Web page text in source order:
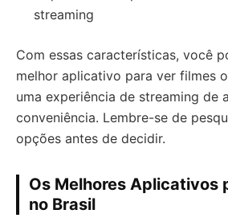
streaming
Com essas características, você
melhor aplicativo para ver filmes
uma experiência de streaming de
conveniência. Lembre-se de
opções antes de decidir.
Os Melhores Aplicativos
no Brasil